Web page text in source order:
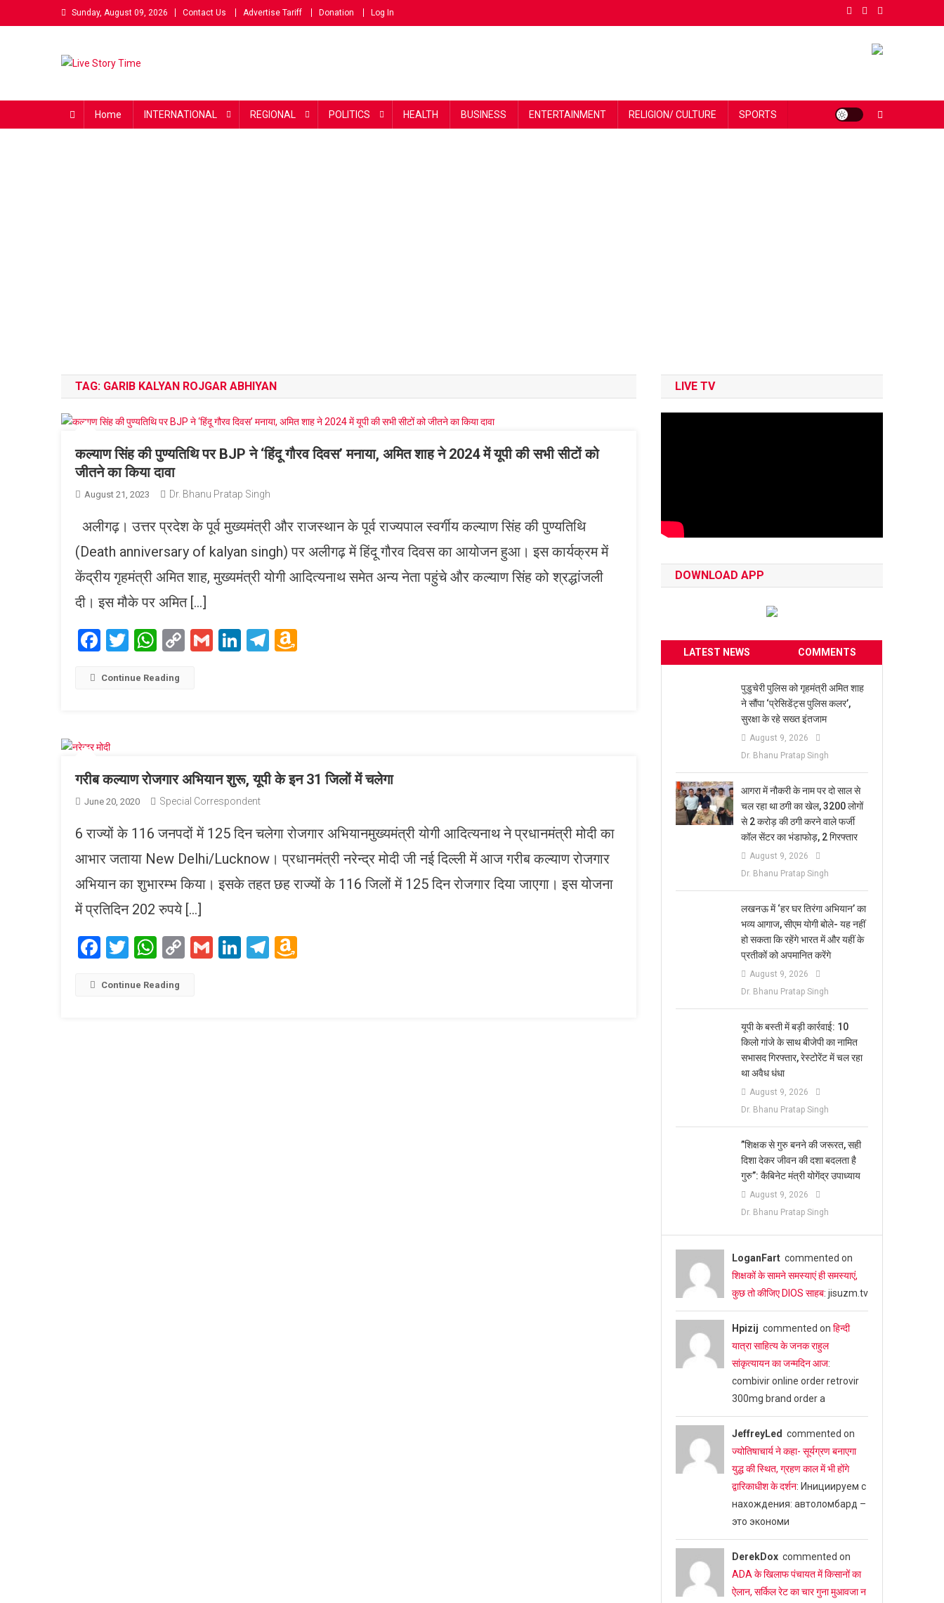
to
Sunday, August 09, 2026 Contact Us Advertise Tariff Donation Log In
Home INTERNATIONAL REGIONAL POLITICS HEALTH BUSINESS ENTERTAINMENT RELIGION/ CULTURE SPORTS
TAG: GARIB KALYAN ROJGAR ABHIYAN
कल्याण सिंह की पुण्यतिथि पर BJP ने ‘हिंदू गौरव दिवस’ मनाया, अमित शाह ने 2024 में यूपी की सभी सीटों को
जीतने का किया दावा
August 21, 2023 Dr. Bhanu Pratap Singh
अलीगढ़। उत्तर प्रदेश के पूर्व मुख्यमंत्री और राजस्थान के पूर्व राज्यपाल स्वर्गीय कल्याण सिंह की पुण्यतिथि
(Death anniversary of kalyan singh) पर अलीगढ़ में हिंदू गौरव दिवस का आयोजन हुआ। इस कार्यक्रम में
केंद्रीय गृहमंत्री अमित शाह, मुख्यमंत्री योगी आदित्यनाथ समेत अन्य नेता पहुंचे और कल्याण सिंह को श्रद्धांजली
दी। इस मौके पर अमित […]
Facebook
Twitter
WhatsApp
CopyGmailLinkedIn
Telegram
Continue Reading
गरीब कल्याण रोजगार अभियान शुरू, यूपी के इन 31 जिलों में चलेगा
June 20, 2020 Special Correspondent
6 राज्यों के 116 जनपदों में 125 दिन चलेगा रोजगार अभियानमुख्यमंत्री योगी आदित्यनाथ ने प्रधानमंत्री मोदी का
आभार जताया New Delhi/Lucknow। प्रधानमंत्री नरेन्द्र मोदी जी नई दिल्ली में आज गरीब कल्याण रोजगार
अभियान का शुभारम्भ किया। इसके तहत छह राज्यों के 116 जिलों में 125 दिन रोजगार दिया जाएगा। इस योजना
में प्रतिदिन 202 रुपये […]
Facebook
TwitterWhatsApp
CopyGmailLinkedIn
Telegram
Continue Reading
LIVE TV
DOWNLOAD APP
LATEST NEWS COMMENTS
पुडुचेरी पुलिस को गृहमंत्री अमित शाह
ने सौंपा ‘प्रेसिडेंट्स पुलिस कलर’,
सुरक्षा के रहे सख्त इंतजाम
August 9, 2026
Dr. Bhanu Pratap Singh
आगरा में नौकरी के नाम पर दो साल से
चल रहा था ठगी का खेल, 3200 लोगों
से 2 करोड़ की ठगी करने वाले फर्जी
कॉल सेंटर का भंडाफोड़, 2 गिरफ्तार
August 9, 2026
Dr. Bhanu Pratap Singh
लखनऊ में ‘हर घर तिरंगा अभियान’ का
भव्य आगाज, सीएम योगी बोले- यह नहीं
हो सकता कि रहेंगे भारत में और यहीं के
प्रतीकों को अपमानित करेंगे
August 9, 2026
Dr. Bhanu Pratap Singh
यूपी के बस्ती में बड़ी कार्रवाई: 10
किलो गांजे के साथ बीजेपी का नामित
सभासद गिरफ्तार, रेस्टोरेंट में चल रहा
था अवैध धंधा
August 9, 2026
Dr. Bhanu Pratap Singh
​”शिक्षक से गुरु बनने की जरूरत, सही
दिशा देकर जीवन की दशा बदलता है
गुरु”: कैबिनेट मंत्री योगेंद्र उपाध्याय
August 9, 2026
Dr. Bhanu Pratap Singh
LoganFartcommented on
शिक्षकों के सामने समस्याएं ही समस्याएं,
कुछ तो कीजिए DIOS साहब: jisuzm.tv
Hpizij commented on हिन्दी
यात्रा साहित्य के जनक राहुल
सांकृत्यायन का जन्‍मदिन आज:
combivir online order retrovir
300mg brand order a
JeffreyLed commented on
ज्योतिषाचार्य ने कहा- सूर्यग्रण बनाएगा
युद्ध की स्थित, ग्रहण काल में भी होंगे
द्वारिकाधीश के दर्शन: Инициируем с
нахождения: автоломбард –
это экономи
DerekDoxcommented on
ADA के खिलाफ पंचायत में किसानों का
ऐलान, सर्किल रेट का चार गुना मुआवजा न